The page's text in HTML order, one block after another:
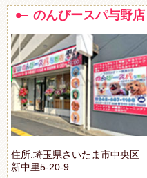
のんびースパ与野店
住所.埼玉県さいたま市中央区
新中里5-20-9